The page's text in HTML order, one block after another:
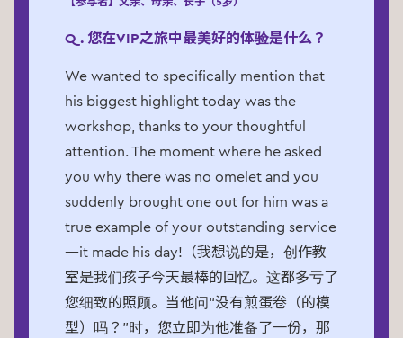
Q. 您在VIP之旅中最美好的体验是什么？
We wanted to specifically mention that
his biggest highlight today was the
workshop, thanks to your thoughtful
attention. The moment where he asked
you why there was no omelet and you
suddenly brought one out for him was a
true example of your outstanding service
—it made his day!（我想说的是，创作教
室是我们孩子今天最棒的回忆。这都多亏了
您细致的照顾。当他问“没有煎蛋卷（的模
型）吗？”时，您立即为他准备了一份，那